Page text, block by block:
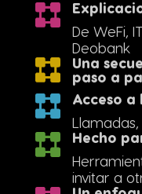
De WeFi,
Deobank
Una
paso a
Acceso a
Hecho
invitar a